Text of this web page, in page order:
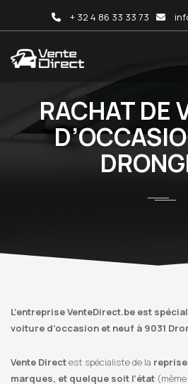
+ 32 4 86 33 33 73
RACHAT DE
L’entreprise VenteDirect.be est
voiture d’occasion et neuf à 9031
Vente Directest spécialiste de la
marques, et quelque soit l’état